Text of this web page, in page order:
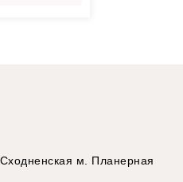
м. Планерная